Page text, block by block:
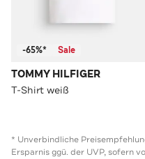
-65%* Sale
TOMMY HILFIGER
T-Shirt weiß
* Unverbindliche
Ersparnis ggü. der UVP, sofern